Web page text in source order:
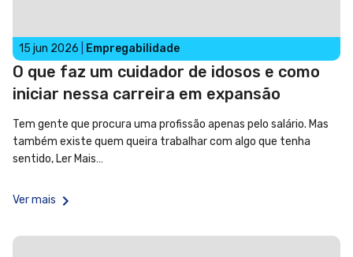
15 jun 2026 Empregabilidade
O que faz um cuidador de idosos e como
iniciar nessa carreira em expansão
Tem gente que procura uma profissão apenas pelo salário. Mas
também existe quem queira trabalhar com algo que tenha
sentido, Ler Mais…
Ver mais